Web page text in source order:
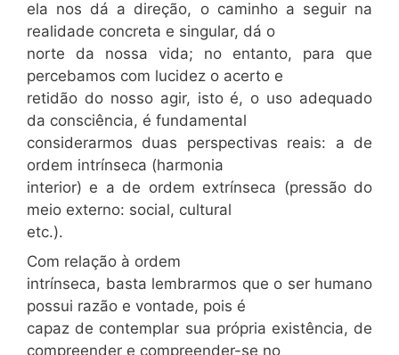
ela nos dá a direção, o caminho a seguir na
realidade concreta e singular, dá o
norte da nossa vida; no entanto, para que
percebamos com lucidez o acerto e
retidão do nosso agir, isto é, o uso adequado
da consciência, é fundamental
considerarmos duas perspectivas reais: a de
ordem intrínseca (harmonia
interior) e a de ordem extrínseca (pressão do
meio externo: social, cultural
etc.).
Com relação à ordem
intrínseca, basta lembrarmos que o ser humano
possui razão e vontade, pois é
capaz de contemplar sua própria existência, de
compreender e compreender-se no